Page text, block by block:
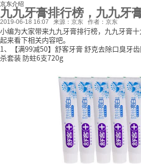
京东介绍
九九牙膏排行榜，九九牙
2019-06-18 16:07 来源：京东 作者：京东
小编为大家带来九九牙膏排行榜，九九牙膏
起来看下相关内容吧。
1、【满99减50】舒客牙膏 舒克去除口臭牙
杀套装 防蛀6支720g